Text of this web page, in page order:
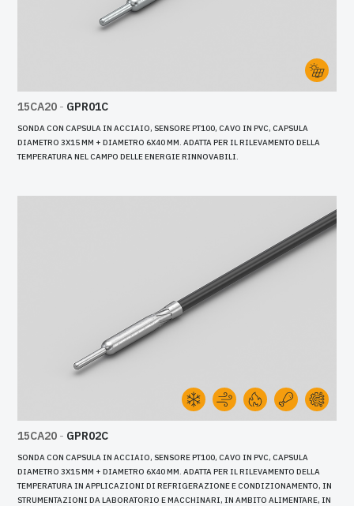
15CA20 - GPR01C
SONDA CON CAPSULA IN ACCIAIO, SENSORE PT100, CAVO IN PVC, CAPSULA
DIAMETRO 3X15 MM + DIAMETRO 6X40 MM. ADATTA PER IL RILEVAMENTO DELLA
TEMPERATURA NEL CAMPO DELLE ENERGIE RINNOVABILI.
15CA20 - GPR02C
SONDA CON CAPSULA IN ACCIAIO, SENSORE PT100, CAVO IN PVC, CAPSULA
DIAMETRO 3X15 MM + DIAMETRO 6X40 MM. ADATTA PER IL RILEVAMENTO DELLA
TEMPERATURA IN APPLICAZIONI DI REFRIGERAZIONE E CONDIZIONAMENTO, IN
STRUMENTAZIONI DA LABORATORIO E MACCHINARI, IN AMBITO ALIMENTARE, IN